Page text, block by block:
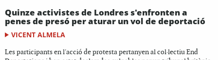
Quinze activistes de Londres s'enfronten a
penes de presó per aturar un vol de deportació
VICENT ALMELA
Les participants en l'acció de protesta pertanyen al col·lectiu End